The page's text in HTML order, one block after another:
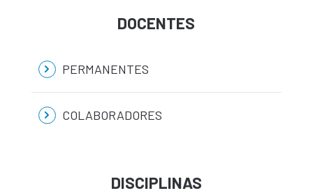
DOCENTES
PERMANENTES
COLABORADORES
DISCIPLINAS